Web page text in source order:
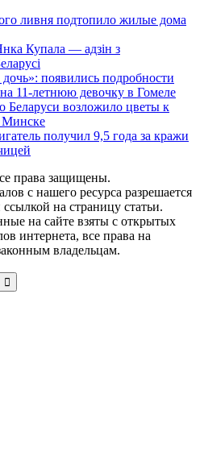
ливня подтопило жилые дома
Купала — адзін з
дочь»: появились подробности
11-летнюю девочку в Гомеле
Беларуси возложило цветы к
получил 9,5 года за кражи
права защищены.
с нашего ресурса разрешается
на страницу статьи.
на сайте взяты с открытых
интернета, все права на
владельцам.